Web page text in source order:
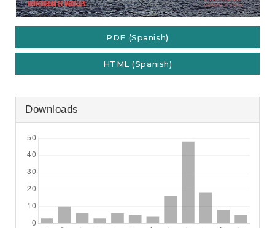
PDF (Spanish)
HTML (Spanish)
Downloads